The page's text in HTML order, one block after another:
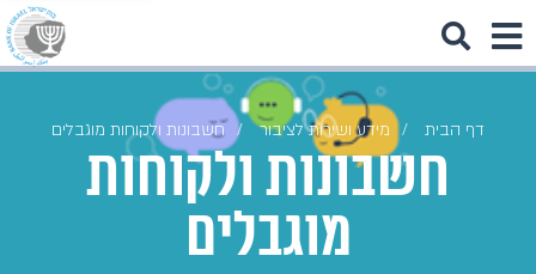
דף הבית מידע ושירות לציבור חשבונות ולקוחות מוגבלים
חשבונות ולקוחות
מוגבלים